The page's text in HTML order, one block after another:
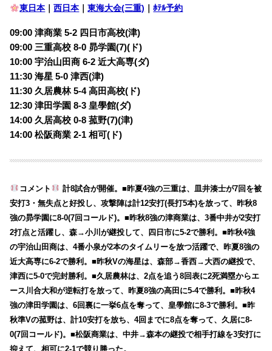
東日本｜西日本｜東海大会(三重) ｜ﾎﾃﾙ予約
09:00 津商業 5-2 四日市高校(津)
09:00 三重高校 8-0 昴学園(7)(ド)
10:00 宇治山田商 6-2 近大高専(ダ)
11:30 海星 5-0 津西(津)
11:30 久居農林 5-4 高田高校(ド)
12:30 津田学園 8-3 皇學館(ダ)
14:00 久居高校 0-8 菰野(7)(津)
14:00 松阪商業 2-1 相可(ド)
コメント
計8試合が開催。■昨夏4強の三重は、皿井湊士が7回を被
安打3・無失点と好投し、攻撃陣は計12安打(長打5本)を放って、昨秋8
強の昴学園に8-0(7回コールド)。■昨秋8強の津商業は、3番中井が2安打
2打点と活躍し、森→小川が継投して、四日市に5-2で勝利。■昨秋4強
の宇治山田商は、4番小泉が2本のタイムリーを放つ活躍で、昨夏8強の
近大高専に6-2で勝利。■昨秋Vの海星は、森部→香西→大西の継投で、
津西に5-0で完封勝利。■久居農林は、2点を追う8回表に2死満塁からエ
ース川合大和が逆転打を放って、昨夏8強の高田に5-4で勝利。■昨秋4
強の津田学園は、6回裏に一挙6点を奪って、皇學館に8-3で勝利。■昨
秋準Vの菰野は、計10安打を放ち、4回までに8点を奪って、久居に8-
0(7回コールド)。■松阪商業は、中井→森本の継投で相手打線を3安打に
抑えて、相可に2-1で競り勝った。